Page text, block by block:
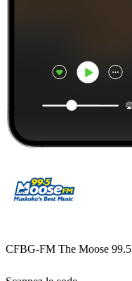
CFBG-FM The Moose 99.5